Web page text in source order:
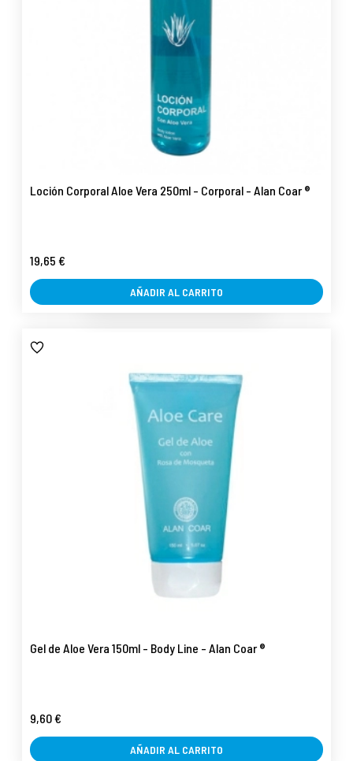
Loción Corporal Aloe Vera 250ml - Corporal - Alan Coar ®
19,65 €
AÑADIR AL CARRITO
Gel de Aloe Vera 150ml - Body Line - Alan Coar ®
9,60 €
AÑADIR AL CARRITO